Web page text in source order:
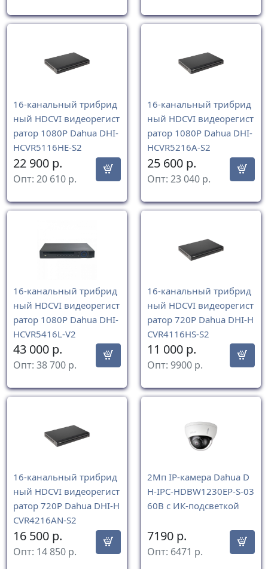
16-канальный трибрид
ный HDCVI видеорегист
ратор 1080P Dahua DHI-
HCVR5116HE-S2
22 900 р.
Опт: 20 610 р.
16-канальный трибрид
ный HDCVI видеорегист
ратор 1080P Dahua DHI-
HCVR5216A-S2
25 600 р.
Опт: 23 040 р.
16-канальный трибрид
ный HDCVI видеорегист
ратор 1080P Dahua DHI-
HCVR5416L-V2
43 000 р.
Опт: 38 700 р.
16-канальный трибрид
ный HDCVI видеорегист
ратор 720P Dahua DHI-H
CVR4116HS-S2
11 000 р.
Опт: 9900 р.
16-канальный трибрид
ный HDCVI видеорегист
ратор 720P Dahua DHI-H
CVR4216AN-S2
16 500 р.
Опт: 14 850 р.
2Mп IP-камера Dahua D
H-IPC-HDBW1230EP-S-03
60B с ИК-подсветкой
7190 р.
Опт: 6471 р.